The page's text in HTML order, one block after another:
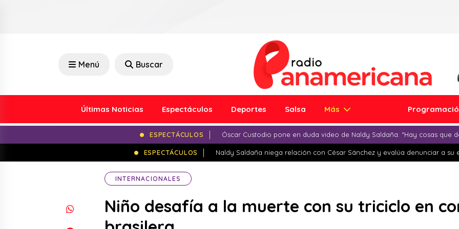
Menú Buscar
Últimas Noticias Espectáculos Deportes Salsa Más
ESPECTÁCULOS Óscar Custodio pone en duda video de Naldy Saldaña: “Hay cosas que
ESPECTÁCULOS Naldy Saldaña niega relación con César Sánchez y evalúa denunciar a su
INTERNACIONALES
Niño desafía a la muerte con su triciclo en